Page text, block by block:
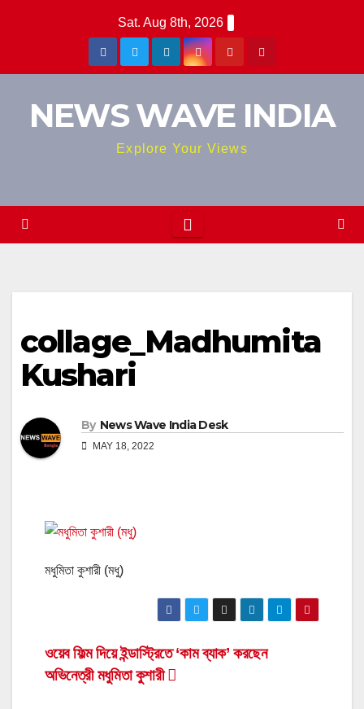
Sat. Aug 8th, 2026
NEWS WAVE INDIA
Explore Your Views
collage_Madhumita
Kushari
By News Wave India Desk
MAY 18, 2022
মধুমিতা কুশারী (মধু)
Post
navigation
ওয়েব ফিল্ম দিয়ে ইন্ডাস্ট্রিতে ‘কাম ব্যাক’ করছেন
অভিনেত্রী মধুমিতা কুশারী